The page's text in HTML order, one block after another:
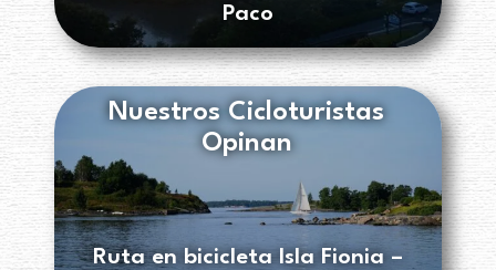
Paco
Nuestros Cicloturistas
Opinan
Ruta en bicicleta Isla Fionia –